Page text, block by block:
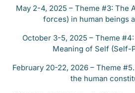
May 2-4, 2025 – Theme #3: The
forces) in human beings
October 3-5, 2025 – Theme
Meaning of Self (Self-
February 20-22, 2026 – Theme
the human